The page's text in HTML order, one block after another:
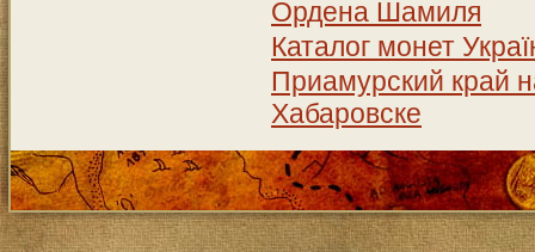
Ордена Шамиля
Каталог монет
Приамурский край
Хабаровске